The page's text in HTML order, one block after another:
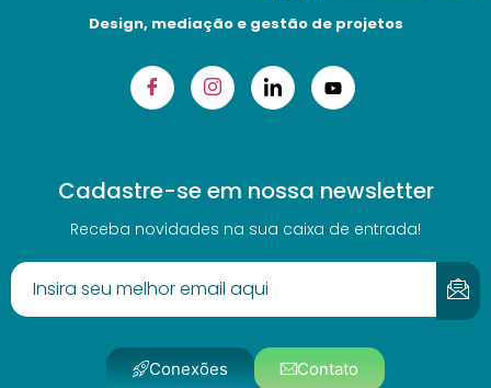
Design, mediação e gestão de projetos
Cadastre-se em nossa newsletter
Receba novidades na sua caixa de entrada!
Conexões Contato